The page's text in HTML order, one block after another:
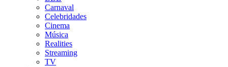
Carnaval
Celebridades
Cinema
Música
Realities
Streaming
TV